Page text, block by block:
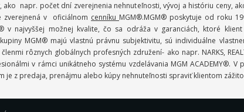
napr. počet dní zverejnenia nehnuteľnosti, vývoj a históriu ceny,
zverejnená v oficiálnom cenníku MGM®.MGM® poskytuje od roku
v najvyššej možnej kvalite, čo sa odráža v garanciách, ktoré
MGM® majú vlastnú právnu subjektivitu, sú individuálne
rôznych globálnych profesných združení- ako napr. NARKS,
v rámci unikátneho systému vzdelávania MGM
je z predaja, prenájmu alebo kúpy nehnuteľnosti spraviť klientom